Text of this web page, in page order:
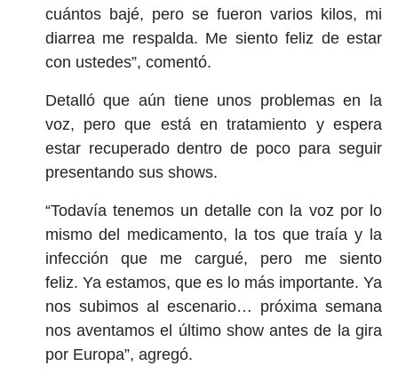
cuántos bajé, pero se fueron varios kilos, mi
diarrea me respalda. Me siento feliz de estar
con ustedes”, comentó.
Detalló que aún tiene unos problemas en la
voz, pero que está en tratamiento y espera
estar recuperado dentro de poco para seguir
presentando sus shows.
“Todavía tenemos un detalle con la voz por lo
mismo del medicamento, la tos que traía y la
infección que me cargué, pero me siento
feliz. Ya estamos, que es lo más importante. Ya
nos subimos al escenario… próxima semana
nos aventamos el último show antes de la gira
por Europa”, agregó.